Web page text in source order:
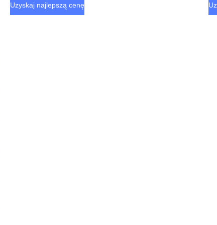
Uzyskaj najlepszą cenę